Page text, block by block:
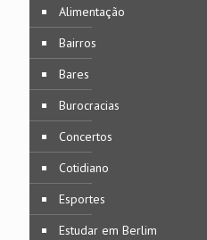
Alimentação
Bairros
Bares
Burocracias
Concertos
Cotidiano
Esportes
Estudar em Berlim